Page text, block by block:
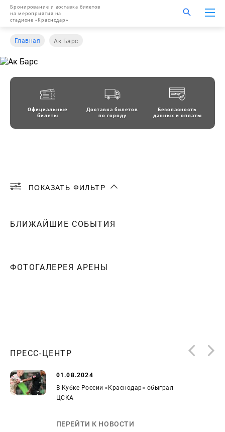
Бронирование и доставка билетов
на мероприятия на
стадионе «Краснодар»
Главная Ак Барс
Официальные
билеты
Доставка билетов
по городу
Безопасность
данных и оплаты
ПОКАЗАТЬ ФИЛЬТР
БЛИЖАЙШИЕ СОБЫТИЯ
ФОТОГАЛЕРЕЯ АРЕНЫ
ПРЕСС-ЦЕНТР
01.08.2024
В Кубке России «Краснодар» обыграл
ЦСКА
ПЕРЕЙТИ К НОВОСТИ